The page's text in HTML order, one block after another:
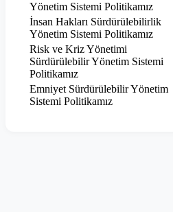
Yönetim Sistemi Politikamız
İnsan Hakları Sürdürülebilirlik
Yönetim Sistemi Politikamız
Risk ve Kriz Yönetimi
Sürdürülebilir Yönetim Sistemi
Politikamız
Emniyet Sürdürülebilir Yönetim
Sistemi Politikamız